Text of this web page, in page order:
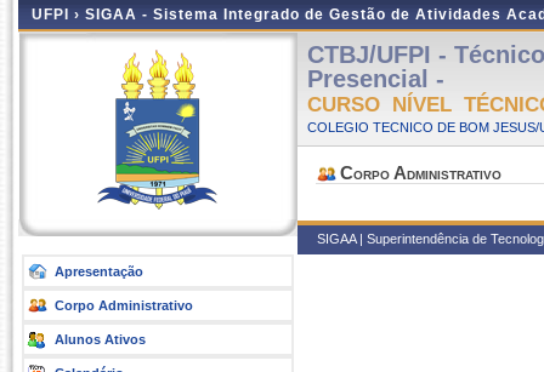
UFPI › SIGAA - Sistema Integrado de Gestão de Atividades
Apresentação
Corpo Administrativo
Alunos Ativos
CTBJ/UFPI -
Presencial -
CURSO NÍVEL
COLEGIO TECNICO DE BOM JESUS/
Corpo Administrativo
SIGAA | Superintendência de